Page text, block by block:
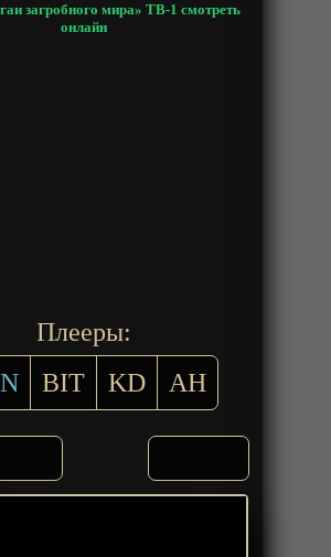
загробного мира» ТВ-1 смотреть
онлайн
Плееры:
BIT KD AH